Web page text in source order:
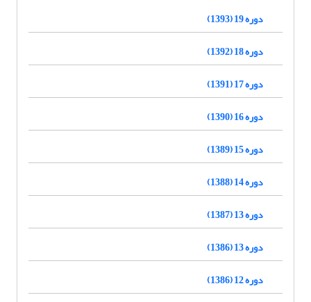
دوره 19 (1393)
دوره 18 (1392)
دوره 17 (1391)
دوره 16 (1390)
دوره 15 (1389)
دوره 14 (1388)
دوره 13 (1387)
دوره 13 (1386)
دوره 12 (1386)